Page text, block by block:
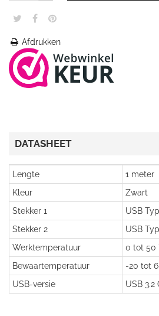
Afdrukken
DATASHEET
Lengte
1 meter
Kleur
Zwart
Stekker 1
USB
Stekker 2
USB
Werktemperatuur
0 tot 50
Bewaartemperatuur
-20 tot
USB-versie
USB 3.2